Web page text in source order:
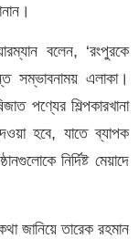
বলেন, ‘রংপুরকে
এলাকা।
পণ্যের শিল্পকারখানা
হবে, যাতে ব্যাপক
নির্দিষ্ট মেয়াদে
জানিয়ে তারেক রহমান